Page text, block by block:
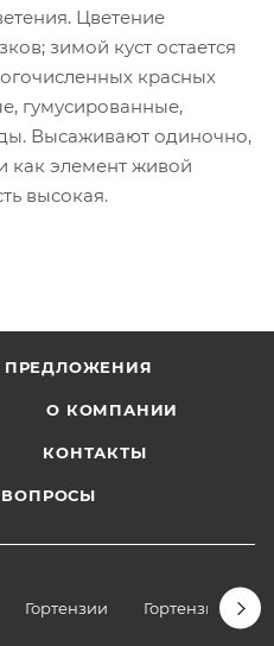
Цветение
зимой куст остается
красных
гумусированные,
Высаживают одиночно,
как элемент живой
высокая.
ПРЕДЛОЖЕНИЯ
О КОМПАНИИ
КОНТАКТЫ
Гортензии Гортензии